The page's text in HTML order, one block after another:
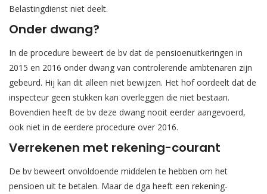
Belastingdienst niet deelt.
Onder dwang?
In de procedure beweert de bv dat de pensioenuitkeringen in
2015 en 2016 onder dwang van controlerende ambtenaren zijn
gebeurd. Hij kan dit alleen niet bewijzen. Het hof oordeelt dat de
inspecteur geen stukken kan overleggen die niet bestaan.
Bovendien heeft de bv deze dwang nooit eerder aangevoerd,
ook niet in de eerdere procedure over 2016.
Verrekenen met rekening-courant
De bv beweert onvoldoende middelen te hebben om het
pensioen uit te betalen. Maar de dga heeft een rekening-